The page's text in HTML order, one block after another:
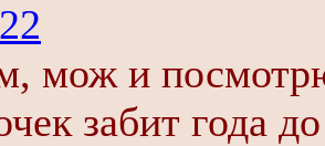
мож и
забит года